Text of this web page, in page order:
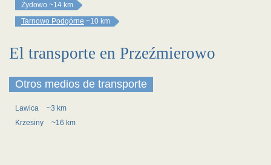
Żydowo ~14 km
Tarnowo Podgórne ~10 km
El transporte en Przeźmierowo
Otros medios de transporte
Lawica
~3 km
Krzesiny
~16 km